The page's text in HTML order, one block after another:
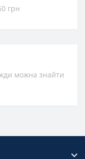
грн
можна знайти